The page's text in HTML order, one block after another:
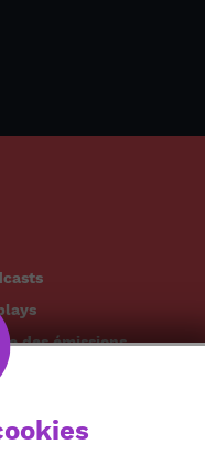
des émissions
African